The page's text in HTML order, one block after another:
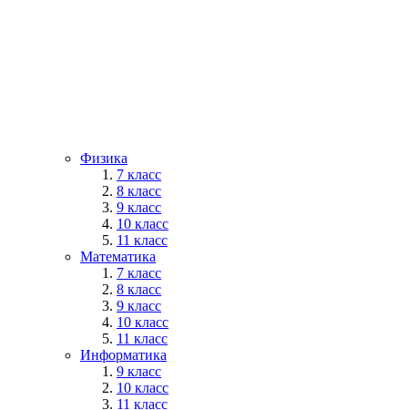
Физика
7 класс
8 класс
9 класс
10 класс
11 класс
Математика
7 класс
8 класс
9 класс
10 класс
11 класс
Информатика
9 класс
10 класс
11 класс